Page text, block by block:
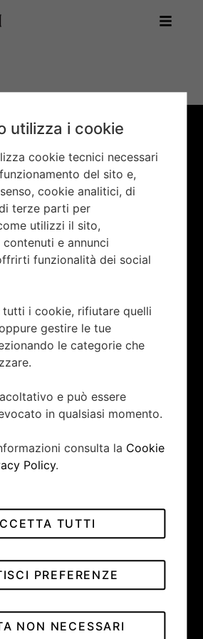
gioielleria
utilizza i cookie
cookie tecnici necessari
del sito e,
cookie analitici, di
terze parti per
utilizzi il sito,
e annunci
funzionalità dei social
tutti i cookie, rifiutare quelli
gestire le tue
le categorie che
e può essere
in qualsiasi momento.
consulta la Cookie
Policy.
NON NECESSARI
PREFERENZE
TUTTI